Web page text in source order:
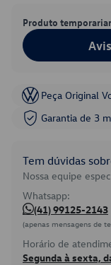
Produto
Peça Original
Garantia de 3
Tem dúvidas
Nossa equipe
Whatsapp:
(41) 99125-2143
(apenas mensagens de
Horário de
Segunda à sexta,